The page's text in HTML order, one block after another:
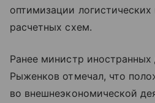
оптимизации
расчетных схем.
Ранее министр
Рыженков отмечал, что
во внешнеэкономической